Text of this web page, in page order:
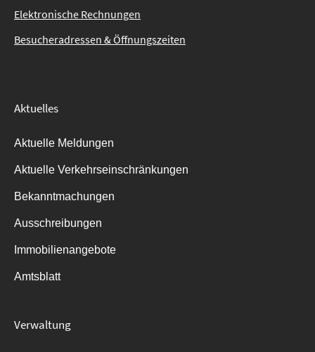
Suche
Elektronische Rechnungen
Besucheradressen & Öffnungszeiten
Aktuelles
Aktuelle Meldungen
Aktuelle Verkehrseinschränkungen
Bekanntmachungen
Ausschreibungen
Immobilienangebote
Amtsblatt
Verwaltung